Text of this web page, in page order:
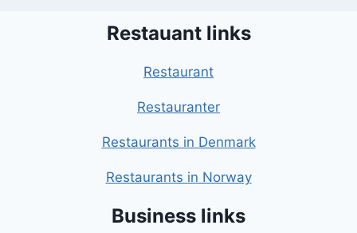
Restauant links
Restaurant
Restauranter
Restaurants in Denmark
Restaurants in Norway
Business links